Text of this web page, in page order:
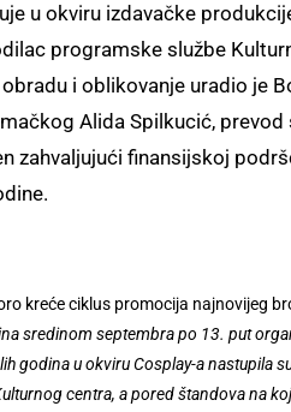
u okviru izdavačke
programske službe
i oblikovanje uradio je
Alida Spilkucić,
zahvaljujući finansijskoj
kreće ciklus promocija najnovijeg
sredinom septembra po 13. put
godina u okviru Cosplay-a nastupila
centra, a pored štandova na